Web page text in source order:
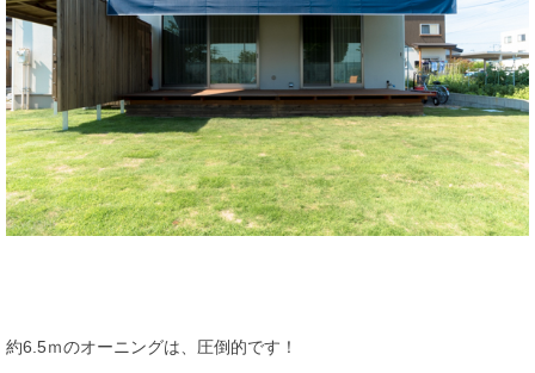
約6.5ｍのオーニングは、圧倒的です！